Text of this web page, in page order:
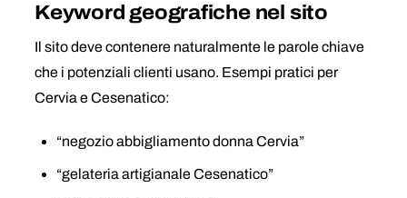
Keyword geografiche nel sito
Il sito deve contenere naturalmente le parole chiave
che i potenziali clienti usano. Esempi pratici per
Cervia e Cesenatico:
“negozio abbigliamento donna Cervia”
“gelateria artigianale Cesenatico”